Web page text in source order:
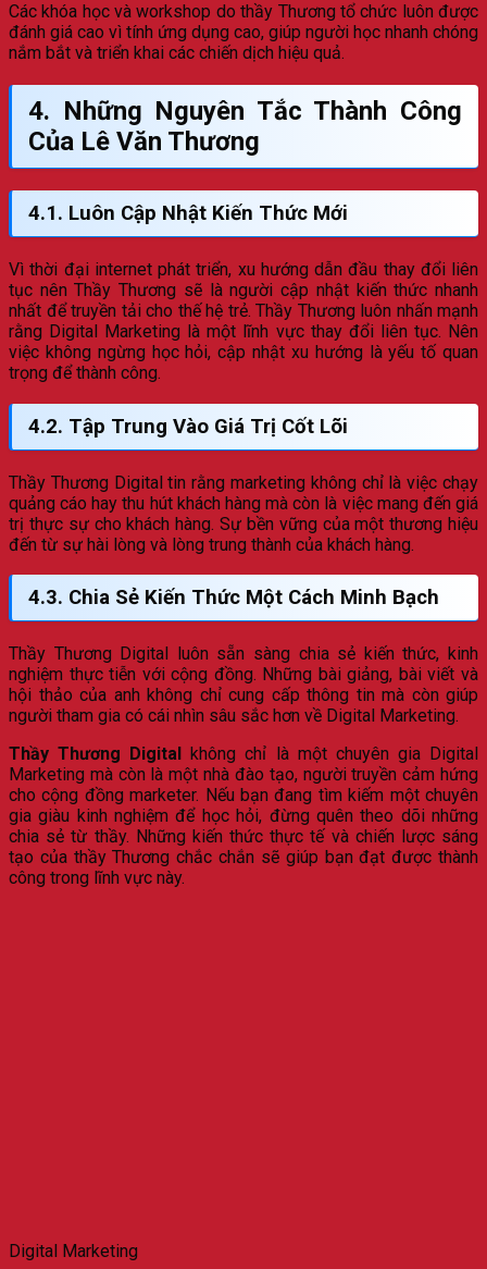
Các khóa học và workshop do thầy Thương tổ chức luôn được
đánh giá cao vì tính ứng dụng cao, giúp người học nhanh chóng
nắm bắt và triển khai các chiến dịch hiệu quả.
4. Những Nguyên Tắc Thành Công
Của Lê Văn Thương
4.1. Luôn Cập Nhật Kiến Thức Mới
Vì thời đại internet phát triển, xu hướng dẫn đầu thay đổi liên
tục nên Thầy Thương sẽ là người cập nhật kiến thức nhanh
nhất để truyền tải cho thế hệ trẻ. Thầy Thương luôn nhấn mạnh
rằng Digital Marketing là một lĩnh vực thay đổi liên tục. Nên
việc không ngừng học hỏi, cập nhật xu hướng là yếu tố quan
trọng để thành công.
4.2. Tập Trung Vào Giá Trị Cốt Lõi
Thầy Thương Digital tin rằng marketing không chỉ là việc chạy
quảng cáo hay thu hút khách hàng mà còn là việc mang đến giá
trị thực sự cho khách hàng. Sự bền vững của một thương hiệu
đến từ sự hài lòng và lòng trung thành của khách hàng.
4.3. Chia Sẻ Kiến Thức Một Cách Minh Bạch
Thầy Thương Digital luôn sẵn sàng chia sẻ kiến thức, kinh
nghiệm thực tiễn với cộng đồng. Những bài giảng, bài viết và
hội thảo của anh không chỉ cung cấp thông tin mà còn giúp
người tham gia có cái nhìn sâu sắc hơn về Digital Marketing.
Thầy Thương Digital
không chỉ là một chuyên gia Digital
Marketing mà còn là một nhà đào tạo, người truyền cảm hứng
cho cộng đồng marketer. Nếu bạn đang tìm kiếm một chuyên
gia giàu kinh nghiệm để học hỏi, đừng quên theo dõi những
chia sẻ từ thầy. Những kiến thức thực tế và chiến lược sáng
tạo của thầy Thương chắc chắn sẽ giúp bạn đạt được thành
công trong lĩnh vực này.
Digital Marketing